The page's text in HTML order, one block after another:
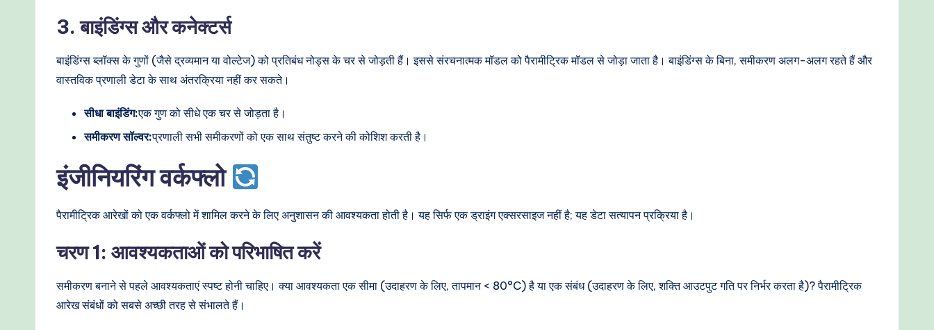
3. बाइंडिंग्स और कनेक्टर्स
बाइंडिंग्स ब्लॉक्स के गुणों (जैसे द्रव्यमान या वोल्टेज) को प्रतिबंध नोड्स के चर से जोड़ती हैं। इससे संरचनात्मक मॉडल को पैरामीट्रिक मॉडल से जोड़ा जाता है। बाइंडिंग्स के बिना, समीकरण अलग-अलग रहते हैं और
वास्तविक प्रणाली डेटा के साथ अंतरक्रिया नहीं कर सकते।
सीधा बाइंडिंग:एक गुण को सीधे एक चर से जोड़ता है।
समीकरण सॉल्वर:प्रणाली सभी समीकरणों को एक साथ संतुष्ट करने की कोशिश करती है।
इंजीनियरिंग वर्कफ्लो
पैरामीट्रिक आरेखों को एक वर्कफ्लो में शामिल करने के लिए अनुशासन की आवश्यकता होती है। यह सिर्फ एक ड्राइंग एक्सरसाइज नहीं है; यह डेटा सत्यापन प्रक्रिया है।
चरण 1: आवश्यकताओं को परिभाषित करें
समीकरण बनाने से पहले आवश्यकताएं स्पष्ट होनी चाहिए। क्या आवश्यकता एक सीमा (उदाहरण के लिए, तापमान < 80°C) है या एक संबंध (उदाहरण के लिए, शक्ति आउटपुट गति पर निर्भर करता है)? पैरामीट्रिक
आरेख संबंधों को सबसे अच्छी तरह से संभालते हैं।